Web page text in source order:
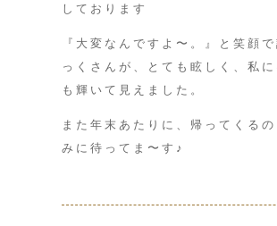
しております
『大変なんですよ〜。』と笑顔
っくさんが、とても眩しく、私
も輝いて見えました。
また年末あたりに、帰ってくるの
みに待ってま〜す♪